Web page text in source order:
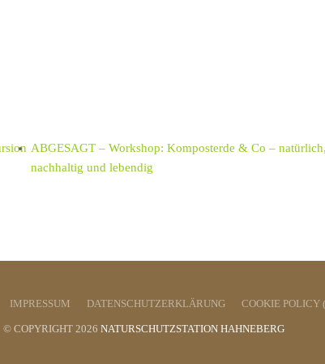
ABGESAGT – Workshop: Komposterde & Co – natürlich,
nachhaltig und lebendig
IMPRESSUM DATENSCHUTZERKLÄRUNG COOKIE POLICY
© COPYRIGHT 2026 NATURSCHUTZSTATION HAHNEBERG